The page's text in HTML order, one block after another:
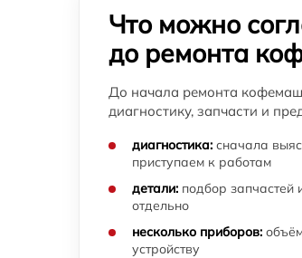
Что можно
до ремонта
До начала ремонта
диагностику, запчасти и
диагностика: сначала
приступаем к работам
детали: подбор
отдельно
несколько приборов:
устройству